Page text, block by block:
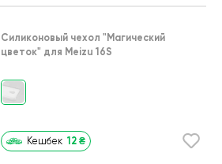
Силиконовый чехол "Магический
цветок" для Meizu 16S
Кешбек 12 ₴